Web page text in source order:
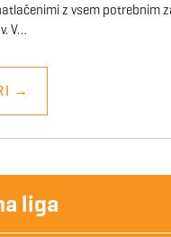
z vsem potrebnim
V…
→
liga